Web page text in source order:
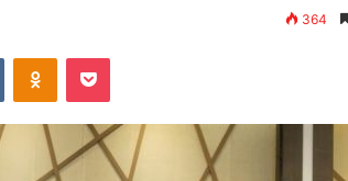
364
VKontakteOdnoklassniki
Pocket